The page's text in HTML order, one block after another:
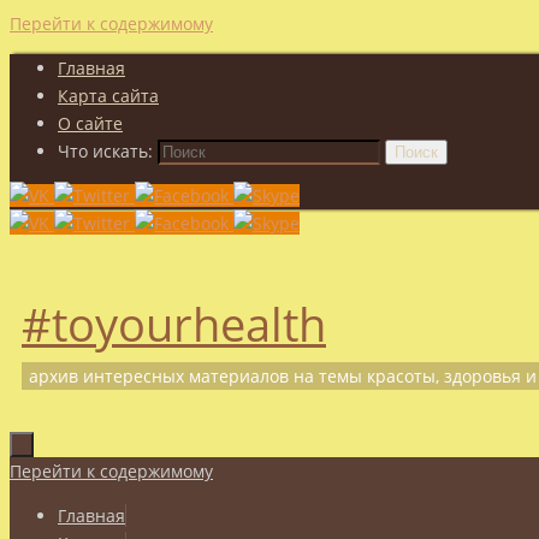
Перейти к содержимому
Главная
Карта сайта
О сайте
Что искать:
Поиск
#toyourhealth
архив интересных материалов на темы красоты, здоровья и
Перейти к содержимому
Главная